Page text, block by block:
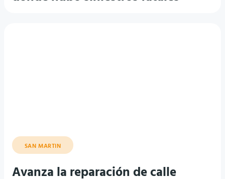
SAN MARTIN
Avanza la reparación de calle